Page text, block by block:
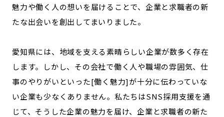
魅力や働く人の想いを届けることで、企業と求職者の新
たな出会いを創出してまいりました。
愛知県には、地域を支える素晴らしい企業が数多く存在
します。しかし、その会社で働く人や職場の雰囲気、仕
事のやりがいといった[働く魅力]が十分に伝わっていな
い企業も少なくありません。私たちはSNS採用支援を通
じて、そうした企業の魅力を届け、企業と求職者の新た